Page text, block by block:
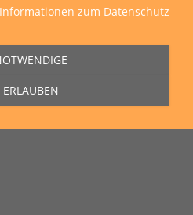
zum Datenschutz
ERLAUBEN